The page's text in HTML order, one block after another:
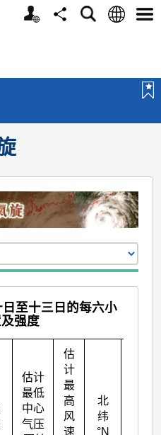
个
分
搜
语
选
至十三日的每六小
强度
估计
最低
中心
气压
估
计
最
高
风
速
北
纬
°N